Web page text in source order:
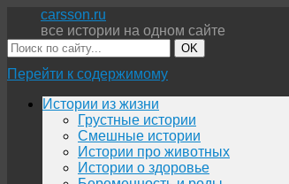
carsson.ru
все истории на одном сайте
OK
Перейти к содержимому
Истории из жизни
Грустные истории
Смешные истории
Истории про животных
Истории о здоровье